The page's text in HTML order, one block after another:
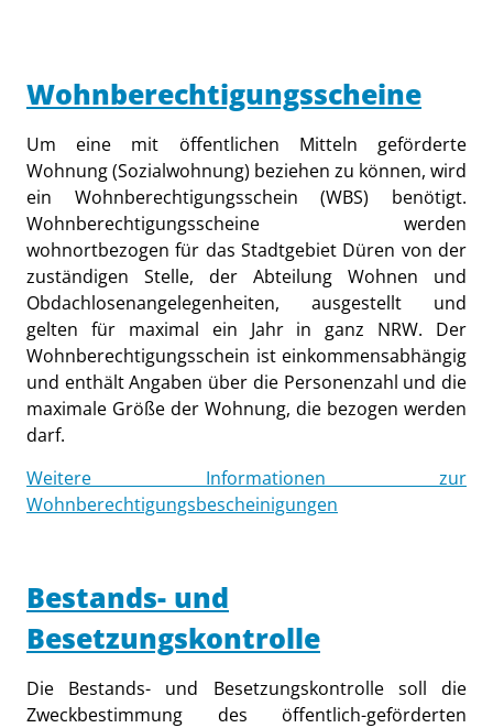
Wohnberechtigungsscheine
Um eine mit öffentlichen Mitteln geförderte
Wohnung (Sozialwohnung) beziehen zu können, wird
ein Wohnberechtigungsschein (WBS) benötigt.
Wohnberechtigungsscheine werden
wohnortbezogen für das Stadtgebiet Düren von der
zuständigen Stelle, der Abteilung Wohnen und
Obdachlosenangelegenheiten, ausgestellt und
gelten für maximal ein Jahr in ganz NRW. Der
Wohnberechtigungsschein ist einkommensabhängig
und enthält Angaben über die Personenzahl und die
maximale Größe der Wohnung, die bezogen werden
darf.
Weitere Informationen zur
Wohnberechtigungsbescheinigungen
Bestands- und
Besetzungskontrolle
Die Bestands- und Besetzungskontrolle soll die
Zweckbestimmung des öffentlich-geförderten